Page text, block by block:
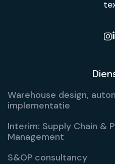

Warehouse design,
implementatie
Interim: Supply Chain &
Management
S&OP consultancy